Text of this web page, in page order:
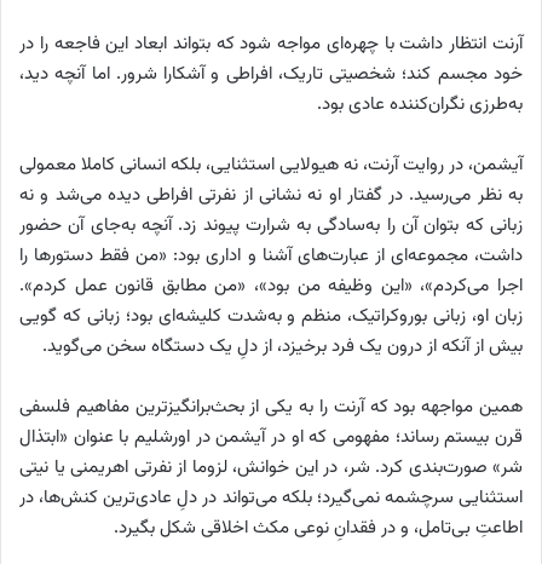
آرنت انتظار داشت با چهره‌ای مواجه شود که بتواند ابعاد این فاجعه را در
خود مجسم کند؛ شخصیتی تاریک، افراطی و آشکارا شرور. اما آنچه دید،
به‌طرزی نگران‌کننده عادی بود.
آیشمن، در روایت آرنت، نه هیولایی استثنایی، بلکه انسانی کاملا معمولی
به نظر می‌رسید. در گفتار او نه نشانی از نفرتی افراطی دیده می‌شد و نه
زبانی که بتوان آن را به‌سادگی به شرارت پیوند زد. آنچه به‌جای آن حضور
داشت، مجموعه‌ای از عبارت‌های آشنا و اداری بود: «من فقط دستورها را
اجرا می‌کردم»، «این وظیفه من بود»، «من مطابق قانون عمل کردم».
زبان او، زبانی بوروکراتیک، منظم و به‌شدت کلیشه‌ای بود؛ زبانی که گویی
بیش از آنکه از درون یک فرد برخیزد، از دلِ یک دستگاه سخن می‌گوید.
همین مواجهه بود که آرنت را به یکی از بحث‌برانگیزترین مفاهیم فلسفی
قرن بیستم رساند؛ مفهومی که او در آیشمن در اورشلیم با عنوان «ابتذال
شر» صورت‌بندی کرد. شر، در این خوانش، لزوما از نفرتی اهریمنی یا نیتی
استثنایی سرچشمه نمی‌گیرد؛ بلکه می‌تواند در دلِ عادی‌ترین کنش‌ها، در
اطاعتِ بی‌تامل، و در فقدانِ نوعی مکث اخلاقی شکل بگیرد.